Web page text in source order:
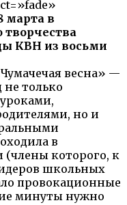
марта в
КВН из восьми
весна» —
только
но и
в
которого, к
школьных
провокационные
минуты нужно